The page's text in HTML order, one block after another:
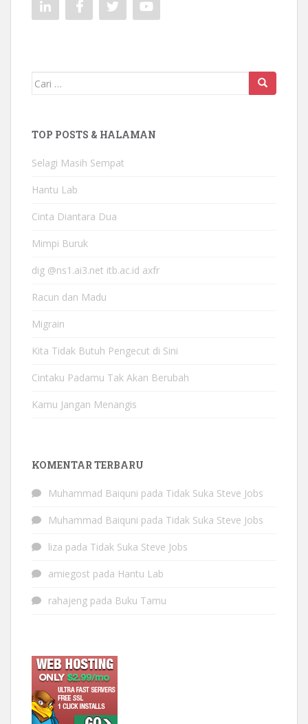
Mencari:
TOP POSTS & HALAMAN
Selagi Masih Sempat
Hantu Lab
Cinta Diantara Dua
Mimpi Buruk
dig @ns1.ai3.net itb.ac.id axfr
Racun dan Madu
Migrain
Kita Tidak Butuh Pengecut di Sini
Cintaku Padamu Tak Akan Berubah
Kamu Jangan Menangis
KOMENTAR TERBARU
Muhammad Baiquni pada Tidak Suka Steve Jobs
Muhammad Baiquni pada Tidak Suka Steve Jobs
liza pada Tidak Suka Steve Jobs
amiegost pada Hantu Lab
rahajeng pada Buku Tamu